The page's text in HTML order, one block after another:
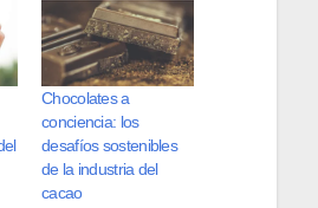
Chocolates a
conciencia: los
desafíos sostenibles
de la industria del
cacao